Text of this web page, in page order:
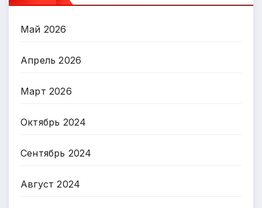
Май 2026
Апрель 2026
Март 2026
Октябрь 2024
Сентябрь 2024
Август 2024